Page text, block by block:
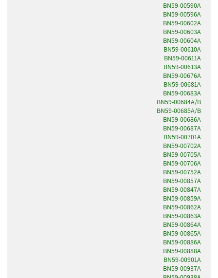
BN59-00590A
BN59-00596A
BN59-00602A
BN59-00603A
BN59-00604A
BN59-00610A
BN59-00611A
BN59-00613A
BN59-00676A
BN59-00681A
BN59-00683A
BN59-00684A/B
BN59-00685A/B
BN59-00686A
BN59-00687A
BN59-00701A
BN59-00702A
BN59-00705A
BN59-00706A
BN59-00752A
BN59-00857A
BN59-00847A
BN59-00859A
BN59-00862A
BN59-00863A
BN59-00864A
BN59-00865A
BN59-00886A
BN59-00888A
BN59-00901A
BN59-00937A